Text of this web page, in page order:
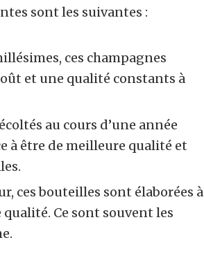
sont les suivantes :
ces champagnes
et une qualité constants à
au cours d’une année
à être de meilleure qualité et
ces bouteilles sont élaborées à
Ce sont souvent les